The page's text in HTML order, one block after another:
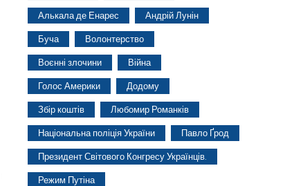
Алькала де Енарес Андрій Лунін
Буча Волонтерство
Воєнні злочини Війна
Голос Америки Додому
Збір коштів Любомир Романків
Національна поліція України Павло Ґрод
Президент Світового Конгресу Українців.
Режим Путіна